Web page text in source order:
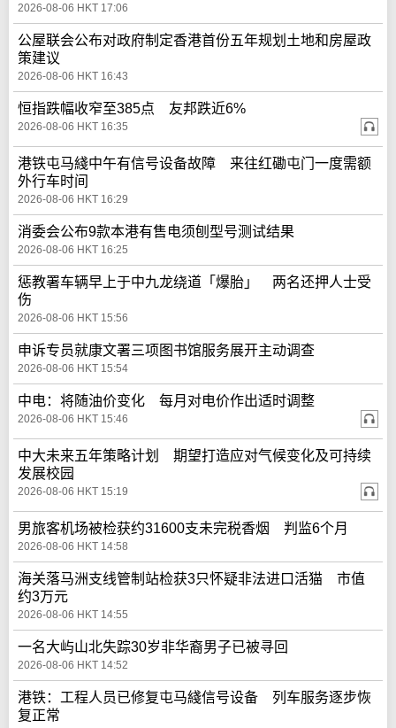
2026-08-06 HKT 17:06
公屋联会公布对政府制定香港首份五年规划土地和房屋政
策建议
2026-08-06 HKT 16:43
恒指跌幅收窄至385点 友邦跌近6%
2026-08-06 HKT 16:35
港铁屯马綫中午有信号设备故障 来往红磡屯门一度需额
外行车时间
2026-08-06 HKT 16:29
消委会公布9款本港有售电须刨型号测试结果
2026-08-06 HKT 16:25
惩教署车辆早上于中九龙绕道「爆胎」 两名还押人士受
伤
2026-08-06 HKT 15:56
申诉专员就康文署三项图书馆服务展开主动调查
2026-08-06 HKT 15:54
中电：将随油价变化 每月对电价作出适时调整
2026-08-06 HKT 15:46
中大未来五年策略计划 期望打造应对气候变化及可持续
发展校园
2026-08-06 HKT 15:19
男旅客机场被检获约31600支未完税香烟 判监6个月
2026-08-06 HKT 14:58
海关落马洲支线管制站检获3只怀疑非法进口活猫 市值
约3万元
2026-08-06 HKT 14:55
一名大屿山北失踪30岁非华裔男子已被寻回
2026-08-06 HKT 14:52
港铁：工程人员已修复屯马綫信号设备 列车服务逐步恢
复正常